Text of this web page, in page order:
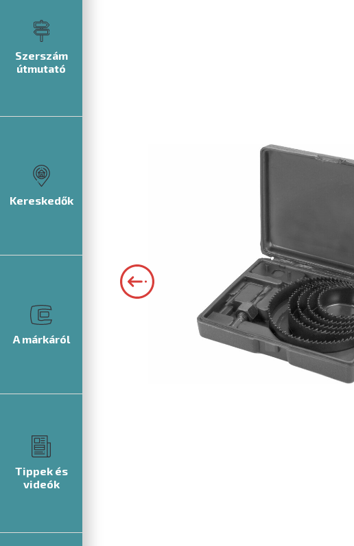
Szerszám
útmutató
Kereskedők
A márkáról
Tippek és
videók